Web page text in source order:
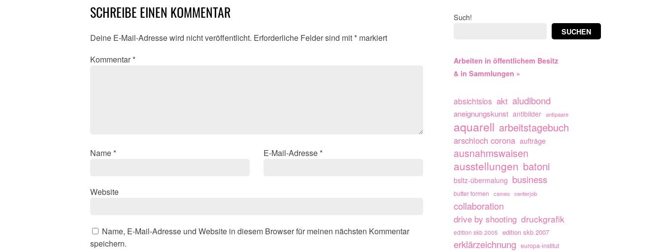
SCHREIBE EINEN KOMMENTAR
Deine E-Mail-Adresse wird nicht veröffentlicht. Erforderliche Felder sind mit * markiert
Kommentar *
Name * E-Mail-Adresse *
Website
Name, E-Mail-Adresse und Website in diesem Browser für meinen nächsten Kommentar
speichern.
Such!
SUCHEN
Arbeiten in öffentlichem Besitz
& in Sammlungen »
absichtslos akt aludibond
aneignungskunst antibilder antipaare
aquarell arbeitstagebuch
arschloch corona aufträge
ausnahmswaisen
ausstellungen batoni
bsltz-übermalung business
butter formen cameo centerjob
collaboration
drive by shooting druckgrafik
edition skb 2005 edition skb 2007
erklärzeichnung europa-institut